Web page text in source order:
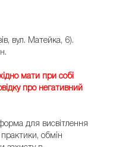
вул. Матейка, 6).
мати при собі
про негативний
для висвітлення
обмін